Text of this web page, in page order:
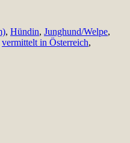
, Hündin, Junghund/Welpe,
vermittelt in Österreich,